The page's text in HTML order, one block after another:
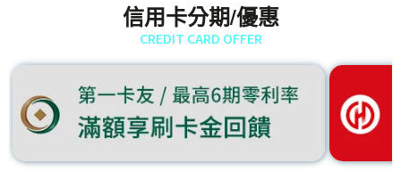
信用卡分期/優惠
CREDIT CARD OFFER